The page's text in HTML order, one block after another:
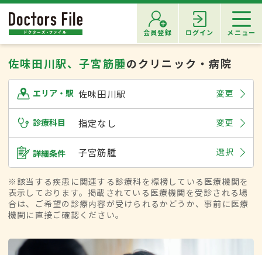
会員登録 ログイン メニュー
佐味田川駅、子宮筋腫のクリニック・病院
エリア・駅 佐味田川駅 変更
診療科目 指定なし 変更
詳細条件 子宮筋腫 選択
※該当する疾患に関連する診療科を標榜している医療機関を
表示しております。掲載されている医療機関を受診される場
合は、ご希望の診療内容が受けられるかどうか、事前に医療
機関に直接ご確認ください。